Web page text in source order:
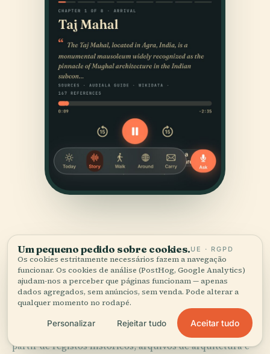
FONTES
Verificado,e mostrado.
Pesquisado e escrito pela equipa editorial da Audiala a
partir de registos históricos, arquivos de arquitetura e
Um pequeno pedido sobre cookies.UE · RGPD
Os cookies estritamente necessários fazem a navegação
funcionar. Os cookies de análise (PostHog, Google Analytics)
ajudam-nos a perceber que páginas funcionam — apenas
dados agregados, sem anúncios, sem venda. Pode alterar a
qualquer momento no rodapé.
Personalizar Rejeitar tudo Aceitar tudo